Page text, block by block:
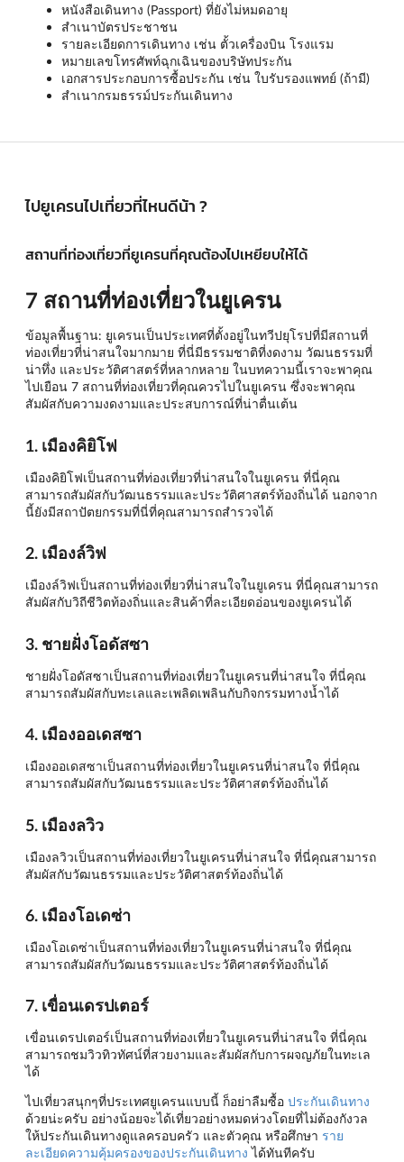
หนังสือเดินทาง (Passport) ที่ยังไม่หมดอายุ
สำเนาบัตรประชาชน
รายละเอียดการเดินทาง เช่น ตั้วเครื่องบิน โรงแรม
หมายเลขโทรศัพท์ฉุกเฉินของบริษัทประกัน
เอกสารประกอบการซื้อประกัน เช่น ใบรับรองแพทย์ (ถ้ามี)
สำเนากรมธรรม์ประกันเดินทาง
ไปยูเครนไปเที่ยวที่ไหนดีน้า ?
สถานที่ท่องเที่ยวที่ยูเครนที่คุณต้องไปเหยียบให้ได้
7 สถานที่ท่องเที่ยวในยูเครน
ข้อมูลพื้นฐาน: ยูเครนเป็นประเทศที่ตั้งอยู่ในทวีปยุโรปที่มีสถานที่
ท่องเที่ยวที่น่าสนใจมากมาย ที่นี่มีธรรมชาติที่งดงาม วัฒนธรรมที่
น่าทึ่ง และประวัติศาสตร์ที่หลากหลาย ในบทความนี้เราจะพาคุณ
ไปเยือน 7 สถานที่ท่องเที่ยวที่คุณควรไปในยูเครน ซึ่งจะพาคุณ
สัมผัสกับความงดงามและประสบการณ์ที่น่าตื่นเต้น
1. เมืองคิยิโฟ
เมืองคิยิโฟเป็นสถานที่ท่องเที่ยวที่น่าสนใจในยูเครน ที่นี่คุณ
สามารถสัมผัสกับวัฒนธรรมและประวัติศาสตร์ท้องถิ่นได้ นอกจาก
นี้ยังมีสถาปัตยกรรมที่นี่ที่คุณสามารถสำรวจได้
2. เมืองล์วิฟ
เมืองล์วิฟเป็นสถานที่ท่องเที่ยวที่น่าสนใจในยูเครน ที่นี่คุณสามารถ
สัมผัสกับวิถีชีวิตท้องถิ่นและสินค้าที่ละเอียดอ่อนของยูเครนได้
3. ชายฝั่งโอดัสซา
ชายฝั่งโอดัสซาเป็นสถานที่ท่องเที่ยวในยูเครนที่น่าสนใจ ที่นี่คุณ
สามารถสัมผัสกับทะเลและเพลิดเพลินกับกิจกรรมทางน้ำได้
4. เมืองออเดสซา
เมืองออเดสซาเป็นสถานที่ท่องเที่ยวในยูเครนที่น่าสนใจ ที่นี่คุณ
สามารถสัมผัสกับวัฒนธรรมและประวัติศาสตร์ท้องถิ่นได้
5. เมืองลวิว
เมืองลวิวเป็นสถานที่ท่องเที่ยวในยูเครนที่น่าสนใจ ที่นี่คุณสามารถ
สัมผัสกับวัฒนธรรมและประวัติศาสตร์ท้องถิ่นได้
6. เมืองโอเดซ่า
เมืองโอเดซ่าเป็นสถานที่ท่องเที่ยวในยูเครนที่น่าสนใจ ที่นี่คุณ
สามารถสัมผัสกับวัฒนธรรมและประวัติศาสตร์ท้องถิ่นได้
7. เขื่อนเดรปเตอร์
เขื่อนเดรปเตอร์เป็นสถานที่ท่องเที่ยวในยูเครนที่น่าสนใจ ที่นี่คุณ
สามารถชมวิวทิวทัศน์ที่สวยงามและสัมผัสกับการผจญภัยในทะเล
ได้
ไปเที่ยวสนุกๆที่ประเทศยูเครนแบบนี้ ก็อย่าลืมซื้อ ประกันเดินทาง
ด้วยน่ะครับ อย่างน้อยจะได้เที่ยวอย่างหมดห่วงโดยที่ไม่ต้องกังวล
ให้ประกันเดินทางดูแลครอบครัว และตัวคุณ หรือศึกษา ราย
ละเอียดความคุ้มครองของประกันเดินทาง ได้ทันทีครับ